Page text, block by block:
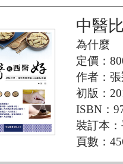
中醫
為什麼
定價：
作者：
初版：
ISBN：
裝訂本
頁數：